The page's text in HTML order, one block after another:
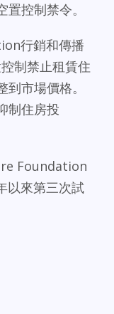
控制禁令。
行銷和傳播
制禁止租賃住
市場價格。
制住房投
Foundation
以來第三次試